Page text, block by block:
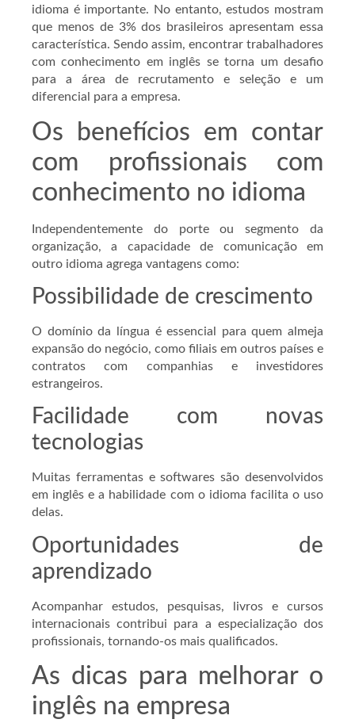
idioma é importante. No entanto, estudos mostram
que menos de 3% dos brasileiros apresentam essa
característica. Sendo assim, encontrar trabalhadores
com conhecimento em inglês se torna um desafio
para a área de recrutamento e seleção e um
diferencial para a empresa.
Os benefícios em contar
com profissionais com
conhecimento no idioma
Independentemente do porte ou segmento da
organização, a capacidade de comunicação em
outro idioma agrega vantagens como:
Possibilidade de crescimento
O domínio da língua é essencial para quem almeja
expansão do negócio, como filiais em outros países e
contratos com companhias e investidores
estrangeiros.
Facilidade com novas
tecnologias
Muitas ferramentas e softwares são desenvolvidos
em inglês e a habilidade com o idioma facilita o uso
delas.
Oportunidades de
aprendizado
Acompanhar estudos, pesquisas, livros e cursos
internacionais contribui para a especialização dos
profissionais, tornando-os mais qualificados.
As dicas para melhorar o
inglês na empresa